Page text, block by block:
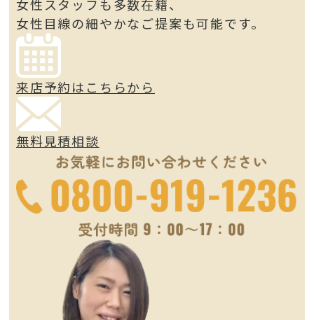
女性スタッフも多数在籍、
女性目線の細やかなご提案も可能です。
来店予約はこちらから
無料見積相談